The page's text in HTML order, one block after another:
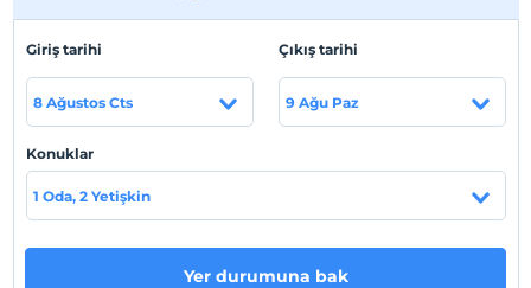
Haritada Göster
Otel koşulları
Check/in
En erken saat 15:00 ve sonrası
Giriş tarihi
8 Ağustos Cts
Çıkış tarihi
9 Ağu Paz
Konuklar
1 Oda, 2 Yetişkin
Yer durumuna bak